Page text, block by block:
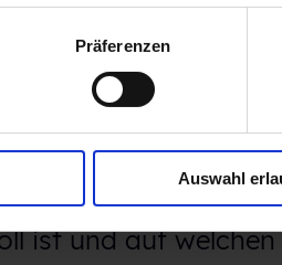
Präferenzen
Auswahl
war für uns
technischen
des
Portalen die
ist und auf